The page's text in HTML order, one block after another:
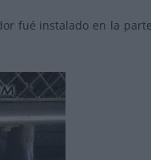
fué instalado en la